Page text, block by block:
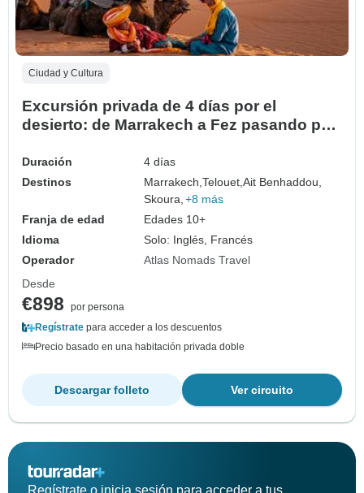
Ciudad y Cultura
Excursión privada de 4 días por el
desierto: de Marrakech a Fez pasando por
Duración
4 días
Destinos
Marrakech,Telouet,Ait Benhaddou,
Skoura, +8 más
Franja de edad
Edades 10+
Idioma
Solo: Inglés, Francés
Operador
Atlas Nomads Travel
Desde
€898
por persona
Regístrate para acceder a los descuentos
Precio basado en una habitación privada doble
Ver circuito
Descargar folleto